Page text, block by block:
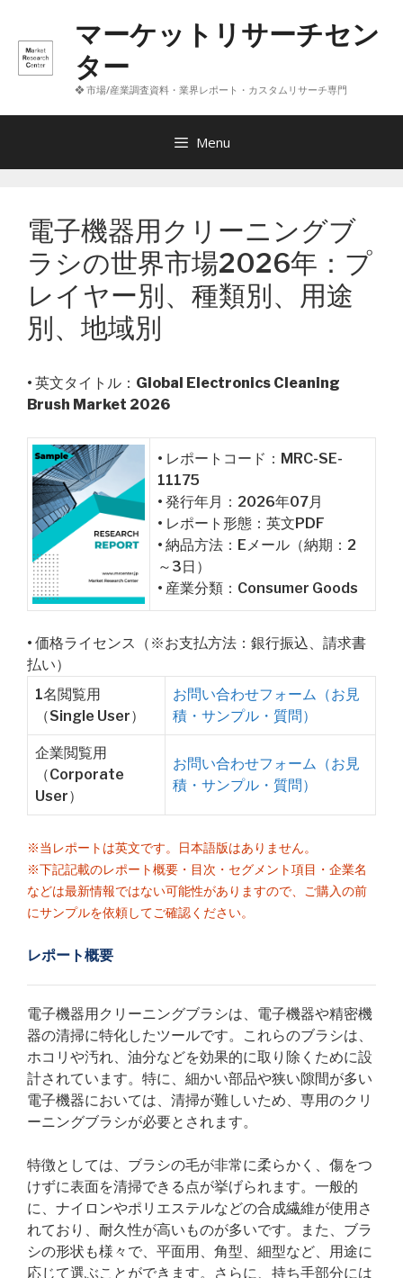
へ
マーケットリサーチセン
ター
❖ 市場/産業調査資料・業界レポート・カスタムリサーチ専門
Menu
電子機器用クリーニングブ
ラシの世界市場2026年：プ
レイヤー別、種類別、用途
別、地域別
• 英文タイトル： Global Electronics Cleaning
Brush Market 2026
• レポートコード：MRC-SE-
11175
• 発行年月：2026年07月
• レポート形態：英文PDF
• 納品方法：Eメール（納期：2
～3日）
• 産業分類：Consumer Goods
• 価格ライセンス（※お支払方法：銀行振込、請求書
払い）
1名閲覧用
（Single User）
お問い合わせフォーム（お見
積・サンプル・質問）
企業閲覧用
（Corporate
User）
お問い合わせフォーム（お見
積・サンプル・質問）
※当レポートは英文です。日本語版はありません。
※下記記載のレポート概要・目次・セグメント項目・企業名
などは最新情報ではない可能性がありますので、ご購入の前
にサンプルを依頼してご確認ください。
レポート概要
電子機器用クリーニングブラシは、電子機器や精密機
器の清掃に特化したツールです。これらのブラシは、
ホコリや汚れ、油分などを効果的に取り除くために設
計されています。特に、細かい部品や狭い隙間が多い
電子機器においては、清掃が難しいため、専用のクリ
ーニングブラシが必要とされます。
特徴としては、ブラシの毛が非常に柔らかく、傷をつ
けずに表面を清掃できる点が挙げられます。一般的
に、ナイロンやポリエステルなどの合成繊維が使用さ
れており、耐久性が高いものが多いです。また、ブラ
シの形状も様々で、平面用、角型、細型など、用途に
応じて選ぶことができます。さらに、持ち手部分には